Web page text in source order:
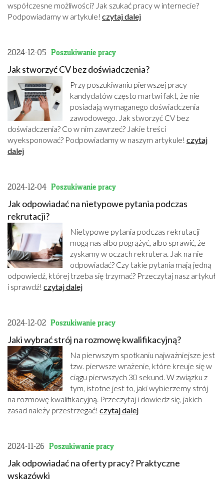
współczesne możliwości? Jak szukać pracy w internecie?
Podpowiadamy w artykule! czytaj dalej
2024-12-05 Poszukiwanie pracy
Jak stworzyć CV bez doświadczenia?
Przy poszukiwaniu pierwszej pracy
kandydatów często martwi fakt, że nie
posiadają wymaganego doświadczenia
zawodowego. Jak stworzyć CV bez
doświadczenia? Co w nim zawrzeć? Jakie treści
wyeksponować? Podpowiadamy w naszym artykule! czytaj
dalej
2024-12-04 Poszukiwanie pracy
Jak odpowiadać na nietypowe pytania podczas
rekrutacji?
Nietypowe pytania podczas rekrutacji
mogą nas albo pogrążyć, albo sprawić, że
zyskamy w oczach rekrutera. Jak na nie
odpowiadać? Czy takie pytania mają jedną
odpowiedź, której trzeba się trzymać? Przeczytaj nasz artykuł
i sprawdź! czytaj dalej
2024-12-02 Poszukiwanie pracy
Jaki wybrać strój na rozmowę kwalifikacyjną?
Na pierwszym spotkaniu najważniejsze jest
tzw. pierwsze wrażenie, które kreuje się w
ciągu pierwszych 30 sekund. W związku z
tym, istotne jest to, jaki wybierzemy strój
na rozmowę kwalifikacyjną. Przeczytaj i dowiedz się, jakich
zasad należy przestrzegać! czytaj dalej
2024-11-26 Poszukiwanie pracy
Jak odpowiadać na oferty pracy? Praktyczne
wskazówki